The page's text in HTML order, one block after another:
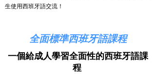
生使用西班牙語交流！
全面標準西班牙語課程
一個給成人學習全面性的西班牙語課
程